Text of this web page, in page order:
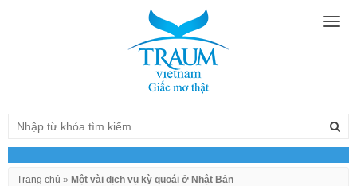
Trang chủ » Một vài dịch vụ kỳ quoái ở Nhật Bản